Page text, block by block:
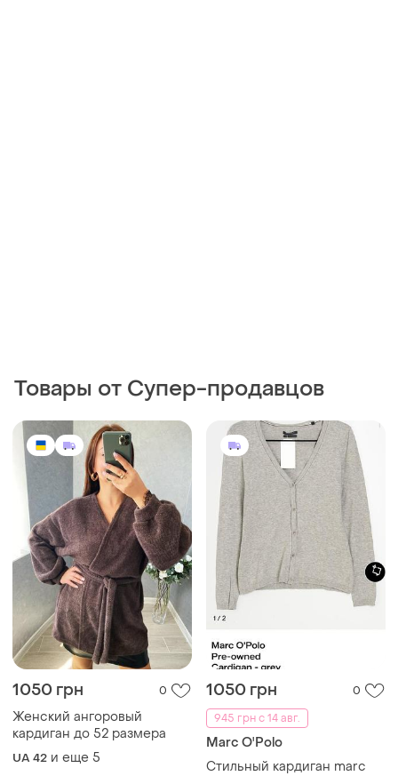
Товары от Супер-продавцов
1050 грн 0
Женский ангоровый
кардиган до 52 размера
UA 42 и еще 5
1050 грн
0
945 грн с 14 авг.
Marc O'Polo
Стильный кардиган marc